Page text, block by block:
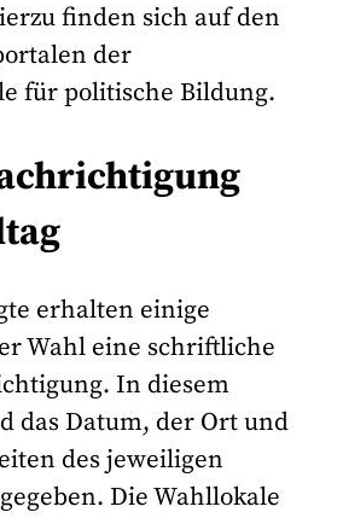
finden sich auf den
der
für politische Bildung.
erhalten einige
Wahl eine schriftliche
In diesem
das Datum, der Ort und
des jeweiligen
Die Wahllokale